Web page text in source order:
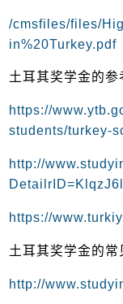
/cmsfiles/files/
in%20Turkey.pdf
土耳其奖学金的参
https://
students/turkey-
http://
https://
土耳其奖学金的常
http://